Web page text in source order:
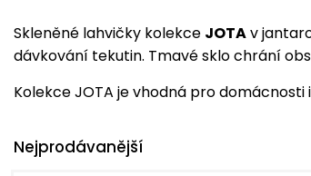
Skleněné lahvičky kolekce JOTAv
dávkování tekutin. Tmavé sklo chrání
Kolekce JOTA je vhodná pro
Nejprodávanější